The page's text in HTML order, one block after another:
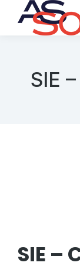
SIE
SIE –